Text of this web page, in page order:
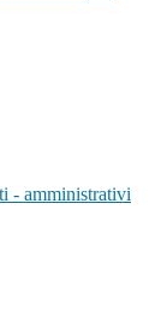
- amministrativi